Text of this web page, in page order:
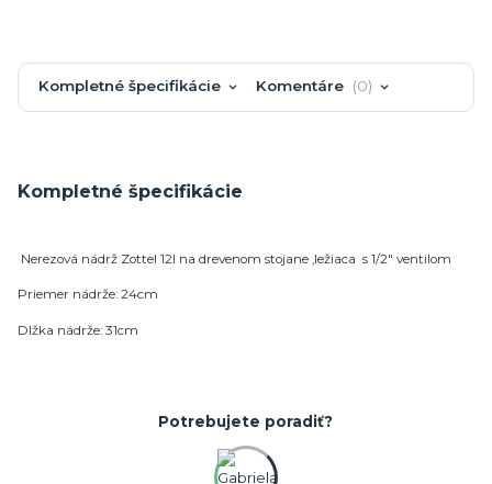
Kompletné špecifikácie Komentáre 0
Kompletné špecifikácie
Nerezová nádrž Zottel 12l na drevenom stojane ,ležiaca s 1/2" ventilom
Priemer nádrže: 24cm
Dlžka nádrže: 31cm
Potrebujete poradiť?